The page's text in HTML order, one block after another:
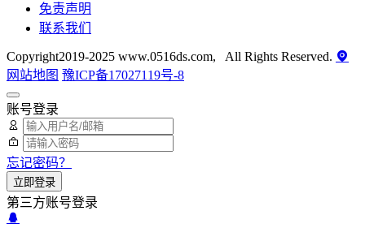
免责声明
联系我们
Copyright2019-2025 www.0516ds.com, All Rights Reserved.
网站地图 豫ICP备17027119号-8
账号登录
忘记密码？
立即登录
第三方账号登录